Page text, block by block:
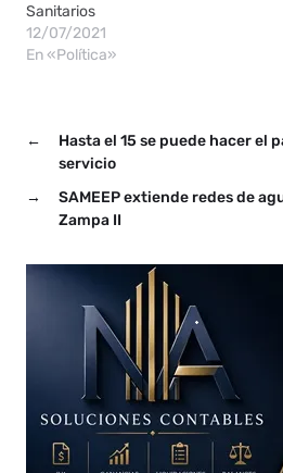
Sanitarios
12/07/2021
En «Política»
←
Hasta el 15 se puede hacer el
servicio
→
SAMEEP extiende redes de
Zampa II